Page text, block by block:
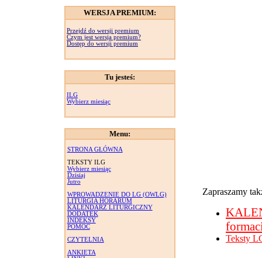
WERSJA PREMIUM:
Przejdź do wersji premium
Czym jest wersja premium?
Dostęp do wersji premium
Tu jesteś:
ILG
Wybierz miesiąc
Menu:
STRONA GŁÓWNA
TEKSTY ILG
Wybierz miesiąc
Dzisiaj
Jutro
WPROWADZENIE DO LG (OWLG)
LITURGIA HORARUM
KALENDARZ LITURGICZNY
DODATEK
INDEKSY
POMOC
CZYTELNIA
ANKIETA
Zapraszamy
Teksty